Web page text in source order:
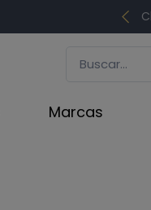
Marcas